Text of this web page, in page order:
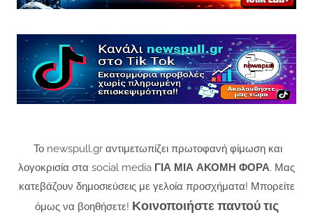
Το newspull.gr αντιμετωπίζει πρωτοφανή φίμωση και
λογοκρισία στα social media ΓΙΑ ΜΙΑ ΑΚΟΜΗ ΦΟΡΑ. Μας
κατεβάζουν δημοσιεύσεις με γελοία προσχήματα! Μπορείτε
όμως να βοηθήσετε! Κοινοποιήστε παντού τις